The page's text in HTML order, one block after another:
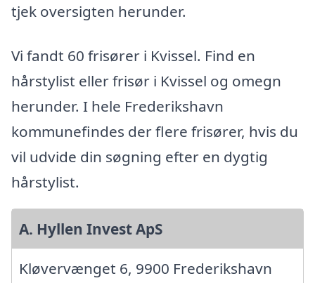
tjek oversigten herunder.
Vi fandt 60 frisører i Kvissel. Find en
hårstylist eller frisør i Kvissel og omegn
herunder. I hele Frederikshavn
kommunefindes der flere frisører, hvis du
vil udvide din søgning efter en dygtig
hårstylist.
A. Hyllen Invest ApS
Kløvervænget 6, 9900 Frederikshavn